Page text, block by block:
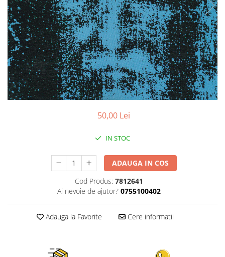
Viniluri Românești
Colecția Electrecord
50,00 Lei
IN STOC
ADAUGA IN COS
Cod Produs: 7812641
Ai nevoie de ajutor? 0755100402
Adauga la Favorite Cere informatii